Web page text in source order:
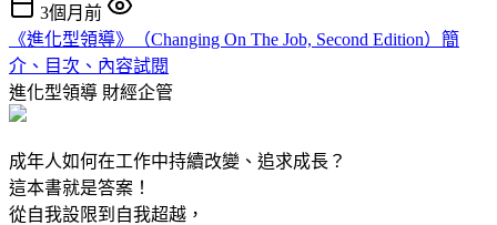
3個月前
《進化型領導》（Changing On The Job, Second Edition）簡
介、目次、內容試閱
進化型領導 財經企管
成年人如何在工作中持續改變、追求成長？
這本書就是答案！
從自我設限到自我超越，